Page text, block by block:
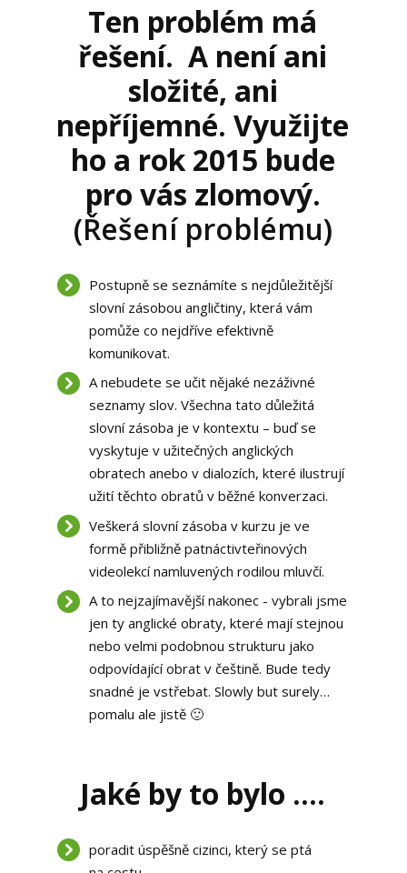
Ten problém má
řešení. A není ani
složité, ani
nepříjemné. Využijte
ho a rok 2015 bude
pro vás zlomový.
(Řešení problému)
Postupně se seznámíte s nejdůležitější
slovní zásobou angličtiny, která vám
pomůže co nejdříve efektivně
komunikovat.
A nebudete se učit nějaké nezáživné
seznamy slov. Všechna tato důležitá
slovní zásoba je v kontextu – buď se
vyskytuje v užitečných anglických
obratech anebo v dialozích, které ilustrují
užití těchto obratů v běžné konverzaci.
Veškerá slovní zásoba v kurzu je ve
formě přibližně patnáctivteřinových
videolekcí namluvených rodilou mluvčí.
A to nejzajímavější nakonec - vybrali jsme
jen ty anglické obraty, které mají stejnou
nebo velmi podobnou strukturu jako
odpovídající obrat v češtině. Bude tedy
snadné je vstřebat. Slowly but surely…
pomalu ale jistě 🙂
Jaké by to bylo ....
poradit úspěšně cizinci, který se ptá